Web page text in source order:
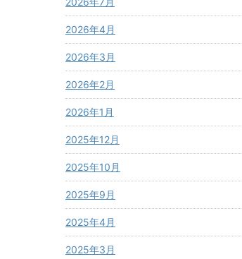
2026年4月
2026年3月
2026年2月
2026年1月
2025年12月
2025年10月
2025年9月
2025年4月
2025年3月